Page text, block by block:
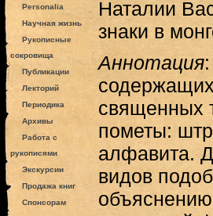
Personalia
Научная жизнь
Рукописные
сокровища
Публикации
Лекторий
Периодика
Архивы
Работа с
рукописями
Экскурсии
Продажа книг
Спонсорам
Наталии
знаки в
Аннотация
священных
пометы:
алфавита.
видов